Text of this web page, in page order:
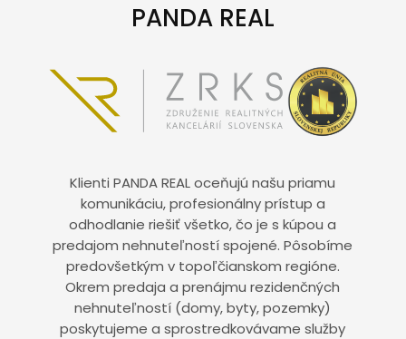
PANDA REAL
Klienti PANDA REAL oceňujú našu priamu
komunikáciu, profesionálny prístup a
odhodlanie riešiť všetko, čo je s kúpou a
predajom nehnuteľností spojené. Pôsobíme
predovšetkým v topoľčianskom regióne.
Okrem predaja a prenájmu rezidenčných
nehnuteľností (domy, byty, pozemky)
poskytujeme a sprostredkovávame služby